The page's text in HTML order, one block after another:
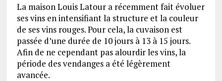
La maison Louis Latour a récemment fait évoluer
ses vins en intensifiant la structure et la couleur
de ses vins rouges. Pour cela, la cuvaison est
passée d’une durée de 10 jours à 13 à 15 jours.
Afin de ne cependant pas alourdir les vins, la
période des vendanges a été légèrement
avancée.